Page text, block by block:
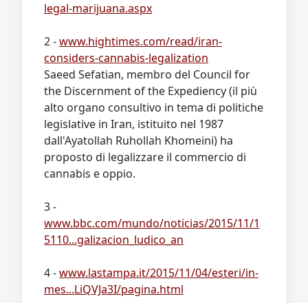
legal-marijuana.aspx
2 -www.hightimes.com/read/iran-
considers-cannabis-legalization
Saeed Sefatian, membro del Council for
the Discernment of the Expediency (il più
alto organo consultivo in tema di politiche
legislative in Iran, istituito nel 1987
dall'Ayatollah Ruhollah Khomeini) ha
proposto di legalizzare il commercio di
cannabis e oppio.
3 -
www.bbc.com/mundo/noticias/2015/11/1
5110...galizacion_ludico_an
4 -www.lastampa.it/2015/11/04/esteri/in-
mes...LiQVJa3I/pagina.html